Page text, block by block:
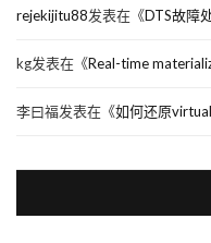
rejekijitu88发表在《DTS故障
kg发表在《Real-time
李曰福发表在《如何还原